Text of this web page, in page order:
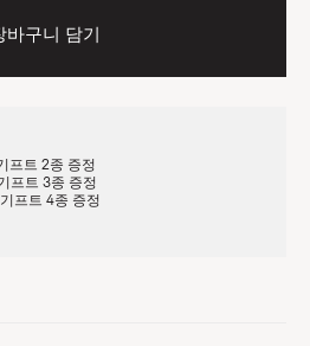
바구니 담기
프트 2종 증정
프트 3종 증정
프트 4종 증정